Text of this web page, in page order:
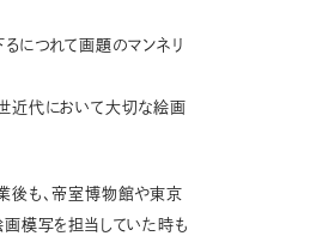
につれて画題のマンネリ
近代において大切な絵画
後も、帝室博物館や東京
画模写を担当していた時も